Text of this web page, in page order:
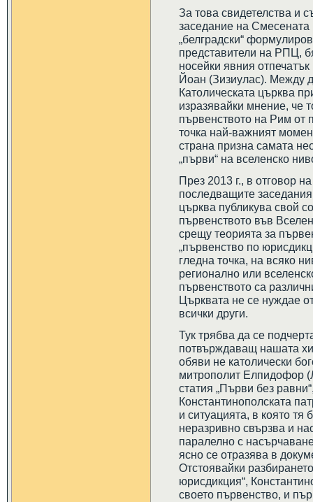
За това свидетелства и
заседание на Смесената
„белградски“
представители на РПЦ,
носейки явния
Йоан (Зизиулас). Между
Католическата църква
изразявайки мнение, че
първенството на Рим от
точка най-важният
страна призна самата
„първи“ на вселенско
През 2013 г., в отговор
последващите
църква публикува свой
първенството във
срещу теорията за
„първенство по
гледна точка, на всяко
регионално или
първенството са
Църквата не се нуждае
всички други.
Тук трябва да се
потвърждаващ нашата
обяви не католически
митрополит Елпидофор
статия „Първи без
Константинополската
и ситуацията, в която тя
неразривно свързва и
паралелно с
ясно се отразява в
Отстоявайки
юрисдикция“,
своето първенство, и